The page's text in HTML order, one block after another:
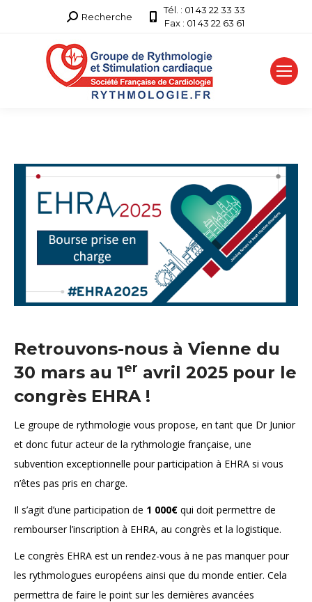
Recherche
Recherche
Tél. : 01 43 22 33 33
Fax : 01 43 22 63 61
Retrouvons-nous à Vienne du
30 mars au 1er avril 2025 pour le
congrès EHRA !
Le groupe de rythmologie vous propose, en tant que Dr Junior
et donc futur acteur de la rythmologie française, une
subvention exceptionnelle pour participation à EHRA si vous
n’êtes pas pris en charge.
Il s’agit d’une participation de 1 000€ qui doit permettre de
rembourser l’inscription à EHRA, au congrès et la logistique.
Le congrès EHRA est un rendez-vous à ne pas manquer pour
les rythmologues européens ainsi que du monde entier. Cela
permettra de faire le point sur les dernières avancées